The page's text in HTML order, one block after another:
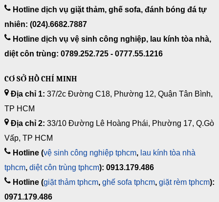
Hotline dịch vụ giặt thảm, ghế sofa, đánh bóng đá tự
nhiên: (024).6682.7887
Hotline dịch vụ vệ sinh công nghiệp, lau kính tòa nhà,
diệt côn trùng: 0789.252.725 - 0777.55.1216
CƠ SỞ HỒ CHÍ MINH
Địa chỉ 1: 37/2c Đường C18, Phường 12, Quận Tân Bình,
TP HCM
Địa chỉ 2: 33/10 Đường Lê Hoàng Phái, Phường 17, Q.Gò
Vấp, TP HCM
Hotline (vệ sinh công nghiệp tphcm, lau kính tòa nhà
tphcm, diệt côn trùng tphcm): 0913.179.486
Hotline (giặt thảm tphcm, ghế sofa tphcm, giặt rèm tphcm):
0971.179.486